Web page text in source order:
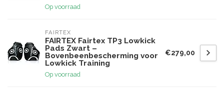
Op voorraad
FAIRTEX
FAIRTEX Fairtex TP3 Lowkick
Pads Zwart –
Bovenbeenbescherming voor
Lowkick Training
Op voorraad
€279,00